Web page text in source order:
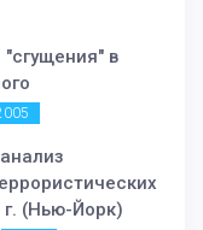
в
г. (Нью-Йорк)